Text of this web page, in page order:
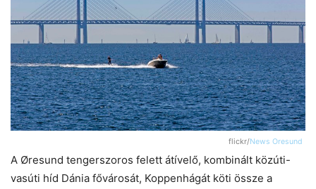
flickr/News Oresund
A Øresund tengerszoros felett átívelő, kombinált közúti-
vasúti híd Dánia fővárosát, Koppenhágát köti össze a